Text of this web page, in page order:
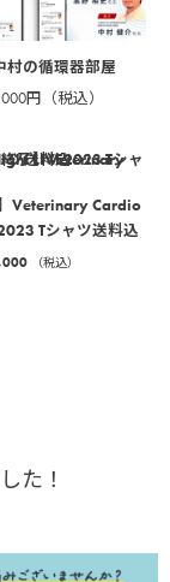
村の循環器部屋
円（税込）
】Veterinary Cardio
Tシャツ送料込
（税込）
た！